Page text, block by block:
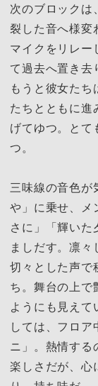
次のブロックは
裂した音へ様変
マイクをリレー
て過去へ置き去
もうと彼女た
たちとともに進
げてゆつ。とて
つ。
三味線の音色が
や」に乗せ、メ
さに」「輝い
ましだす。凛々
切々とした声で
ち。舞台の上で
ようにも見えて
しては、フロ
ニ」。熱情する
楽しさだが、心